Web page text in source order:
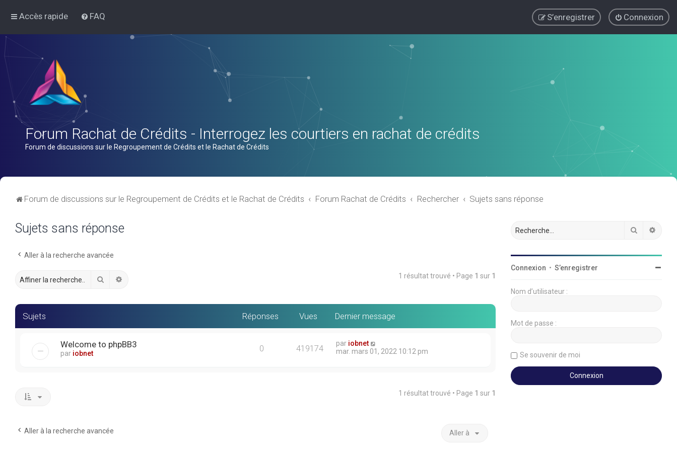
Accès rapide FAQ Connexion
S’enregistrer
Forum Rachat de Crédits - Interrogez les courtiers en rachat de crédits
Forum de discussions sur le Regroupement de Crédits et le Rachat de Crédits
Forum de discussions sur le Regroupement de Crédits et le Rachat de Crédits Forum Rachat de Crédits Rechercher Sujets sans réponse
Sujets sans réponse
Aller à la recherche avancée
Rechercher 1 résultat trouvé • Page 1 sur 1
Sujets Réponses Vues Dernier message
Welcome to phpBB3
par iobnet 0 419174 par iobnet
mar. mars 01, 2022 10:12 pm
1 résultat trouvé • Page 1 sur 1
Aller à la recherche avancée Aller à
Rechercher
Connexion • S’enregistrer
Nom d’utilisateur :
Mot de passe :
Se souvenir de moi